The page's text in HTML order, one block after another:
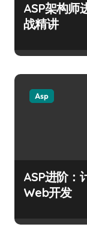
ASP架构师
战精讲
Asp
ASP进阶：
Web开发